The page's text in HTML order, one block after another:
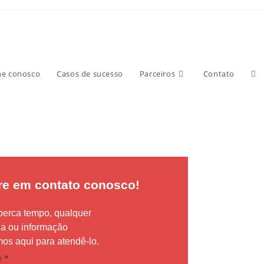
conosco Casos de sucesso Parceiros Contato
em contato conosco!
tempo, qualquer
ou informação
aqui para atendê-lo.
*